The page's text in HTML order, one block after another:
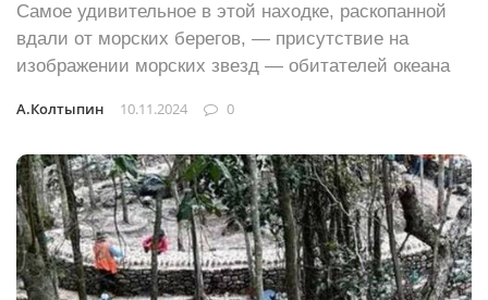
Самое удивительное в этой находке, раскопанной
вдали от морских берегов, — присутствие на
изображении морских звезд — обитателей океана
А.Колтыпин 10.11.2024 0